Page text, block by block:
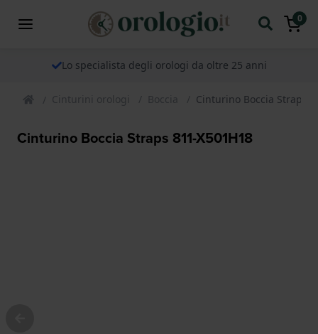
0
Lo specialista degli orologi da oltre 25 anni
Cinturini orologi Boccia Cinturino Boccia Straps
Cinturino Boccia Straps 811-X501H18